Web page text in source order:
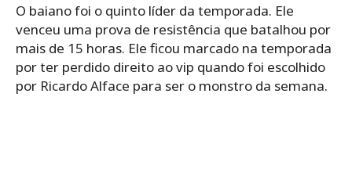
O baiano foi o quinto líder da temporada. Ele
venceu uma prova de resistência que batalhou por
mais de 15 horas. Ele ficou marcado na temporada
por ter perdido direito ao vip quando foi escolhido
por Ricardo Alface para ser o monstro da semana.